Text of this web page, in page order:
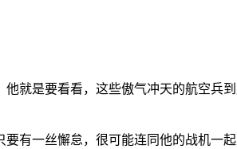
就是要看看，这些傲气冲天的航空兵
有一丝懈怠，很可能连同他的战机一